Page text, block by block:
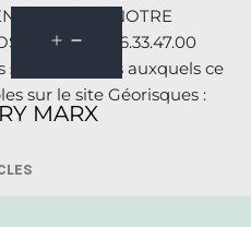
MARX
UTILISANT NOTRE
LE : 01.56.33.47.00
sur les risques auxquels ce
sur le site Géorisques :